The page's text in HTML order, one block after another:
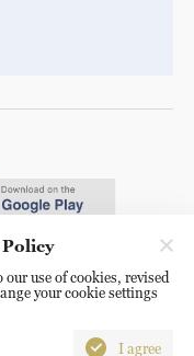
Reserved. 16A
use of cookies, revised
your cookie settings
I agree